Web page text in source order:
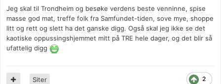
Jeg skal til Trondheim og besøke verdens beste venninne, spise
masse god mat, treffe folk fra Samfundet-tiden, sove mye, shoppe
litt og rett og slett ha det ganske digg. Også skal jeg ikke se det
kaotiske oppussingshjemmet mitt på TRE hele dager, og det blir så
ufattelig digg
2
Siter